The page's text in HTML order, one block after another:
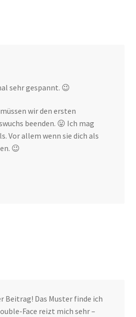
sehr gespannt. 😉
wir den ersten
beenden. 😛 Ich mag
Vor allem wenn sie dich als
😉
Beitrag! Das Muster finde ich
Face reizt mich sehr –